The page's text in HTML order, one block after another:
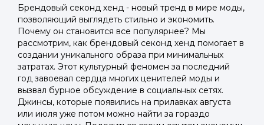
Брендовый секонд хенд - новый тренд в мире моды,
позволяющий выглядеть стильно и экономить.
Почему он становится все популярнее? Мы
рассмотрим, как брендовый секонд хенд помогает в
создании уникального образа при минимальных
затратах. Этот культурный феномен за последний
год завоевал сердца многих ценителей моды и
вызвал бурное обсуждение в социальных сетях.
Джинсы, которые появились на прилавках августа
или июля уже потом можно найти за гораздо